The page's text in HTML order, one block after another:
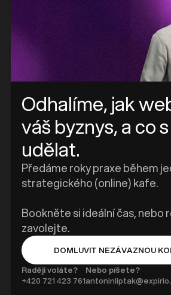
Odhalíme, jak
váš byznys, a co
udělat.
Předáme roky praxe během
strategického (online) kafe.
Bookněte si ideální čas, nebo
zavolejte.
DOMLUVIT NEZÁVAZNOU
Raději voláte?
+420 ‭721 423 761
Nebo píšete?